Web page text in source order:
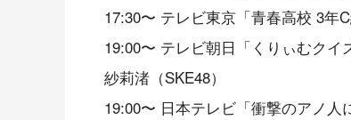
17:30〜 テレビ東京「青春高校 3年
19:00〜 テレビ朝日「くりぃむク
紗莉渚（SKE48）
19:00〜 日本テレビ「衝撃のアノ人